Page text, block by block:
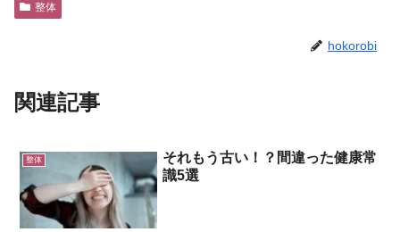
整体
hokorobi
関連記事
整体
それもう古い！？間違った健康常
識5選